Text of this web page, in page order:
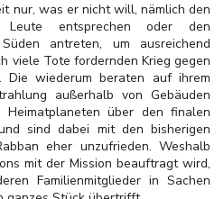
nur, was er nicht will, nämlich den
Leute entsprechen oder den
antreten, um ausreichend
viele Tote fordernden Krieg gegen
Die wiederum beraten auf ihrem
außerhalb von Gebäuden
Heimatplaneten über den finalen
sind dabei mit den bisherigen
eher unzufrieden. Weshalb
mit der Mission beauftragt wird,
Familienmitglieder in Sachen